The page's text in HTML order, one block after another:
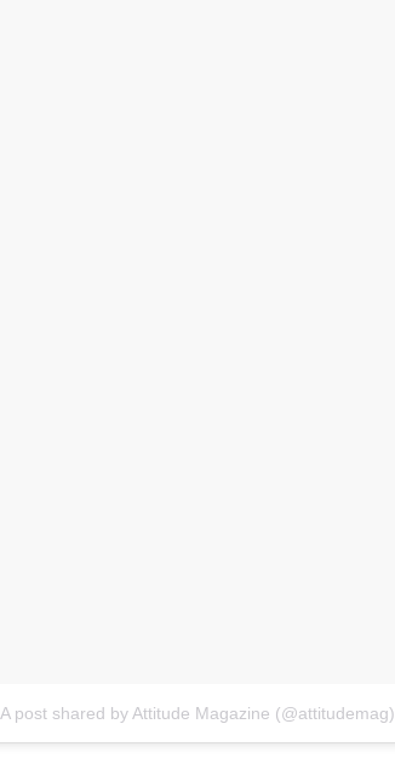
A post shared by Attitude Magazine (@attitudemag)